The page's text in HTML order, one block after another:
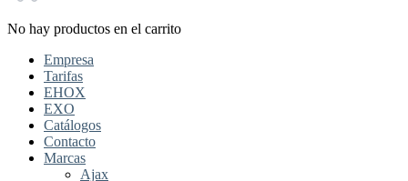
No hay productos en el carrito
Empresa
Tarifas
EHOX
EXO
Catálogos
Contacto
Marcas
Ajax